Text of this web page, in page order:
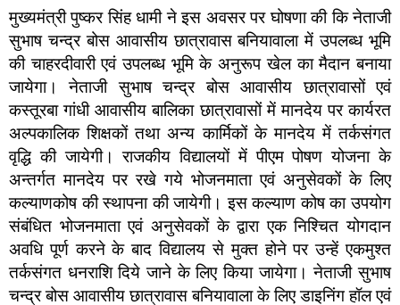
मुख्यमंत्री पुष्कर सिंह धामी ने इस अवसर पर घोषणा की कि नेताजी
सुभाष चन्द्र बोस आवासीय छात्रावास बनियावाला में उपलब्ध भूमि
की चाहरदीवारी एवं उपलब्ध भूमि के अनुरूप खेल का मैदान बनाया
जायेगा। नेताजी सुभाष चन्द्र बोस आवासीय छात्रावासों एवं
कस्तूरबा गांधी आवासीय बालिका छात्रावासों में मानदेय पर कार्यरत
अल्पकालिक शिक्षकों तथा अन्य कार्मिकों के मानदेय में तर्कसंगत
वृद्धि की जायेगी। राजकीय विद्यालयों में पीएम पोषण योजना के
अन्तर्गत मानदेय पर रखे गये भोजनमाता एवं अनुसेवकों के लिए
कल्याणकोष की स्थापना की जायेगी। इस कल्याण कोष का उपयोग
संबंधित भोजनमाता एवं अनुसेवकों के द्वारा एक निश्चित योगदान
अवधि पूर्ण करने के बाद विद्यालय से मुक्त होने पर उन्हें एकमुश्त
तर्कसंगत धनराशि दिये जाने के लिए किया जायेगा। नेताजी सुभाष
चन्द्र बोस आवासीय छात्रावास बनियावाला के लिए डाइनिंग हॉल एवं